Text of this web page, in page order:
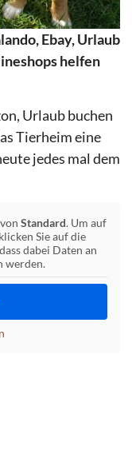
Ebay, Urlaub
helfen
Urlaub buchen
Tierheim eine
jedes mal dem
Standard. Um auf
Sie auf die
dabei Daten an
werden.